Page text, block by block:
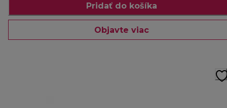
Pridať do košíka
Objavte viac